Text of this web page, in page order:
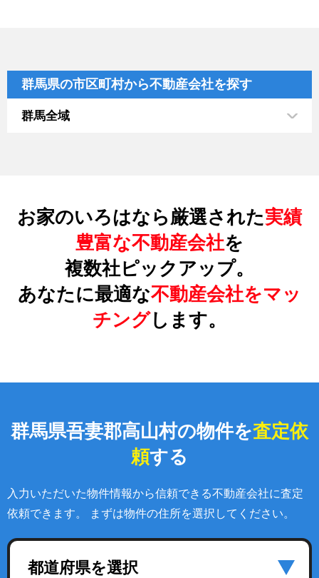
群馬県の市区町村から不動産会社を探す
群馬全域
お家のいろはなら厳選された実績
豊富な不動産会社を
複数社ピックアップ。
あなたに最適な不動産会社をマッ
チングします。
群馬県吾妻郡高山村の物件を査定依
頼する
入力いただいた物件情報から信頼できる不動産会社に査定
依頼できます。 まずは物件の住所を選択してください。
都道府県を選択